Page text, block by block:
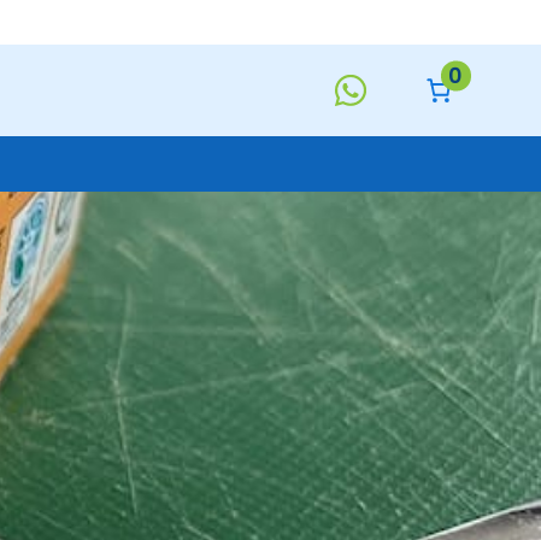
0
Keukentextiel
Deurmatten
Toiletborstels
Handzeep